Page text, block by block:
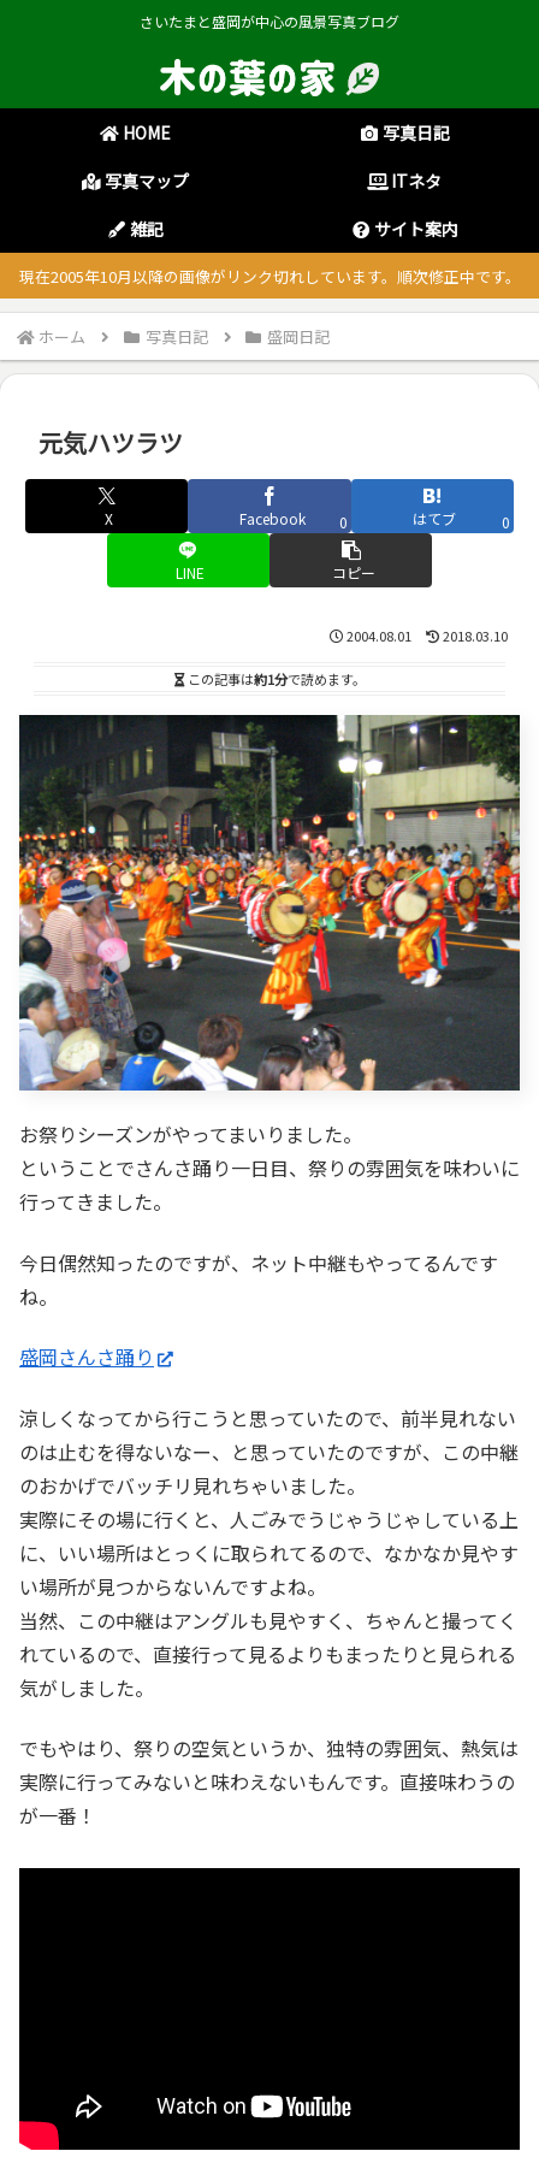
さいたまと盛岡が中心の風景写真ブログ
HOME
写真日記
写真マップ
ITネタ
雑記
サイト案内
現在2005年10月以降の画像がリンク切れしています。順次修正中です。
ホーム 写真日記 盛岡日記
元気ハツラツ
X Facebook 0 はてブ 0
LINE コピー
2004.08.01 2018.03.10
この記事は約1分で読めます。
お祭りシーズンがやってまいりました。
ということでさんさ踊り一日目、祭りの雰囲気を味わいに
行ってきました。
今日偶然知ったのですが、ネット中継もやってるんです
ね。
盛岡さんさ踊り
涼しくなってから行こうと思っていたので、前半見れない
のは止むを得ないなー、と思っていたのですが、この中継
のおかげでバッチリ見れちゃいました。
実際にその場に行くと、人ごみでうじゃうじゃしている上
に、いい場所はとっくに取られてるので、なかなか見やす
い場所が見つからないんですよね。
当然、この中継はアングルも見やすく、ちゃんと撮ってく
れているので、直接行って見るよりもまったりと見られる
気がしました。
でもやはり、祭りの空気というか、独特の雰囲気、熱気は
実際に行ってみないと味わえないもんです。直接味わうの
が一番！